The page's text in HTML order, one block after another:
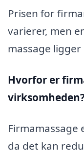
Prisen for
varierer, men
massage
Hvorfor er
da det kan